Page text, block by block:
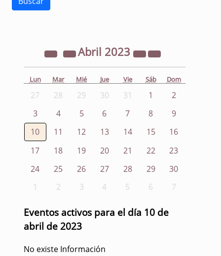
Abril 2023
Lun Mar Mié Jue Vie Sáb Dom
27 28 29 30 31 1
2
3
4 5 6 7 8
9
10
11 12 13 14 15
16
17
18 19 20 21 22
23
24
25 26 27 28 29
30
1
2 3 4 5 6 7
Eventos activos para el día 10 de
abril de 2023
No existe Información